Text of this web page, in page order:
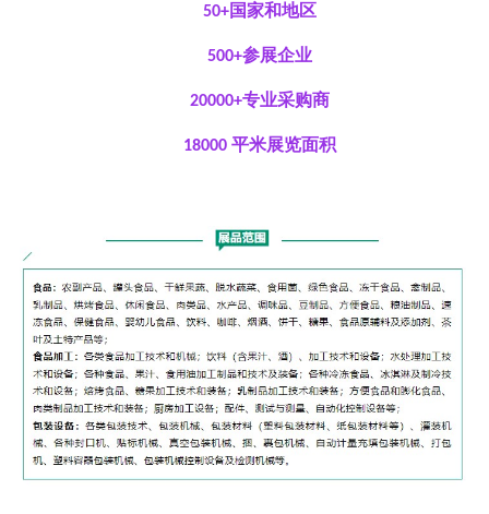
50+国家和地区
500+参展企业
20000+专业采购商
18000 平米展览面积